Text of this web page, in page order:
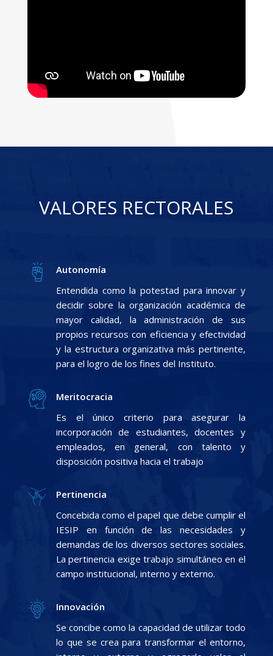
VALORES RECTORALES
Autonomía
Entendida como la potestad para innovar y
decidir sobre la organización académica de
mayor calidad, la administración de sus
propios recursos con eficiencia y efectividad
y la estructura organizativa más pertinente,
para el logro de los fines del Instituto.
Meritocracia
Es el único criterio para asegurar la
incorporación de estudiantes, docentes y
empleados, en general, con talento y
disposición positiva hacia el trabajo
Pertinencia
Concebida como el papel que debe cumplir el
IESIP en función de las necesidades y
demandas de los diversos sectores sociales.
La pertinencia exige trabajo simultáneo en el
campo institucional, interno y externo.
Innovación
Se concibe como la capacidad de utilizar todo
lo que se crea para transformar el entorno,